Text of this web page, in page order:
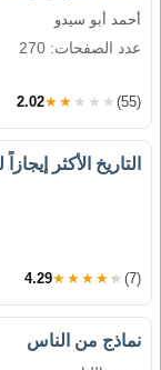
أحمد أبو سيدو
عدد الصفحات: 270
2.02★★★★★ (55)
التاريخ الأكثر
4.29★★★★★ (7)
نماذج من الناس